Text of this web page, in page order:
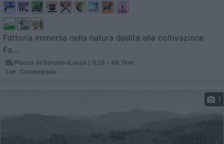
Fattoria immersa nella natura dedita alla coltivazione
Fa...
Piazza Al Serchio (Lucca ) (LU) - 48.7km
Loc. Campagnola
1